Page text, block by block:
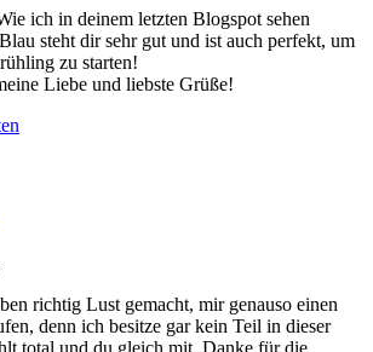
ich in deinem letzten Blogspot sehen
steht dir sehr gut und ist auch perfekt, um
zu starten!
Liebe und liebste Grüße!
richtig Lust gemacht, mir genauso einen
denn ich besitze gar kein Teil in dieser
total und du gleich mit. Danke für die